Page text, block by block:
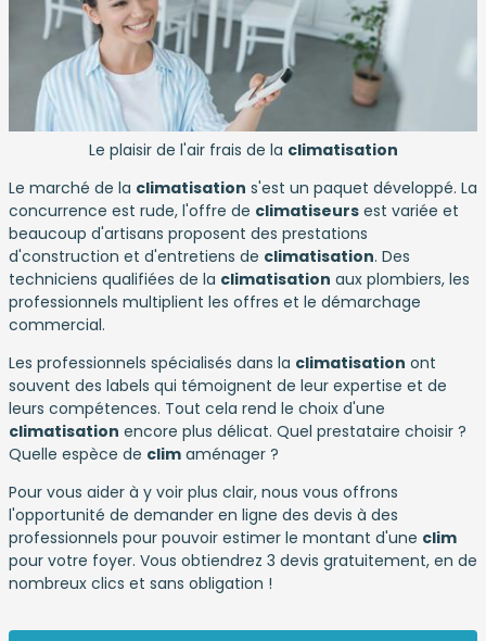
Le plaisir de l'air frais de la climatisation
Le marché de la climatisation s'est un paquet développé. La
concurrence est rude, l'offre de climatiseurs est variée et
beaucoup d'artisans proposent des prestations
d'construction et d'entretiens de climatisation. Des
techniciens qualifiées de la climatisation aux plombiers, les
professionnels multiplient les offres et le démarchage
commercial.
Les professionnels spécialisés dans la climatisation ont
souvent des labels qui témoignent de leur expertise et de
leurs compétences. Tout cela rend le choix d'une
climatisation encore plus délicat. Quel prestataire choisir ?
Quelle espèce de clim aménager ?
Pour vous aider à y voir plus clair, nous vous offrons
l'opportunité de demander en ligne des devis à des
professionnels pour pouvoir estimer le montant d'une clim
pour votre foyer. Vous obtiendrez 3 devis gratuitement, en de
nombreux clics et sans obligation !